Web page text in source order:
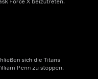
sich die Titans
Penn zu stoppen.